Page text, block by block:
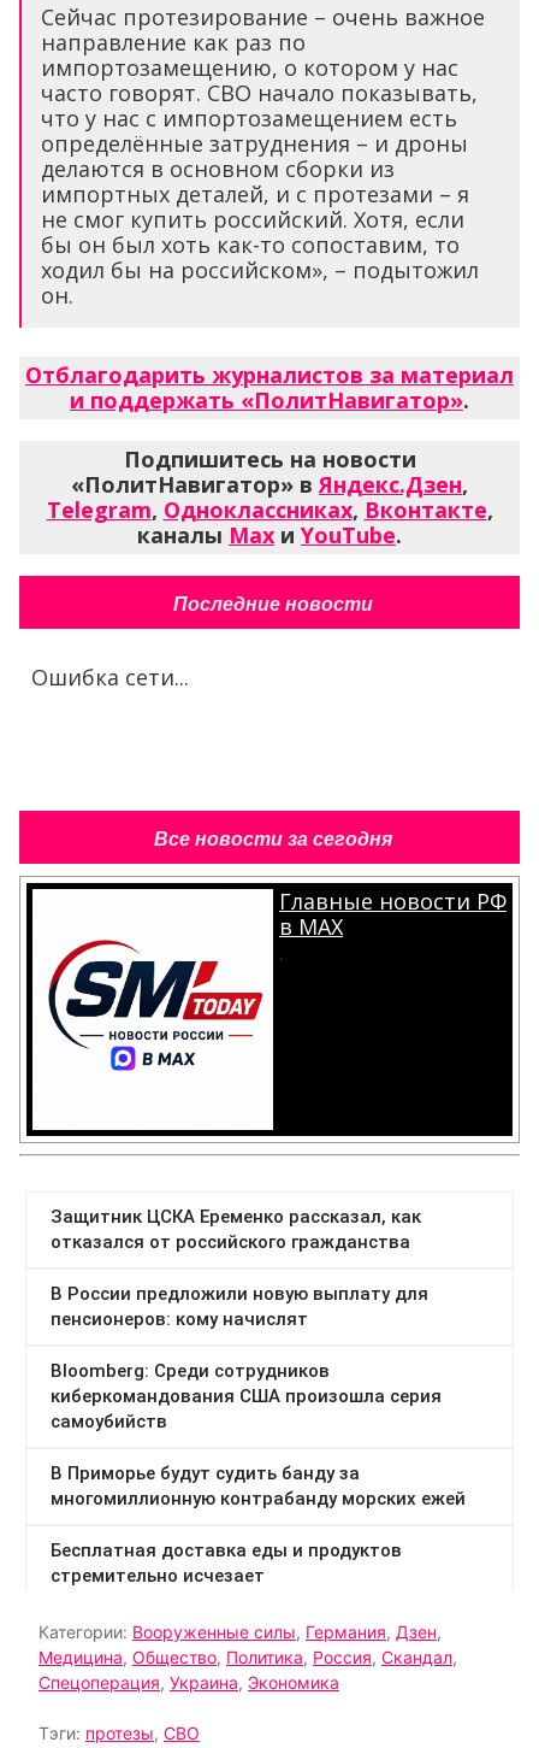
Сейчас протезирование – очень важное
направление как раз по
импортозамещению, о котором у нас
часто говорят. СВО начало показывать,
что у нас с импортозамещением есть
определённые затруднения – и дроны
делаются в основном сборки из
импортных деталей, и с протезами – я
не смог купить российский. Хотя, если
бы он был хоть как-то сопоставим, то
ходил бы на российском», – подытожил
он.
Отблагодарить журналистов за материал
и поддержать «ПолитНавигатор».
Подпишитесь на новости
«ПолитНавигатор» вЯндекс.Дзен,
Telegram, Одноклассниках, Вконтакте,
каналы Max и YouTube.
Последние новости
Ошибка сети...
Все новости за сегодня
Главные новости РФ
в MAX
.
Категории: Вооруженные силы, Германия, Дзен,
Медицина, Общество, Политика, Россия, Скандал,
Спецоперация, Украина, Экономика
Тэги: протезы, СВО